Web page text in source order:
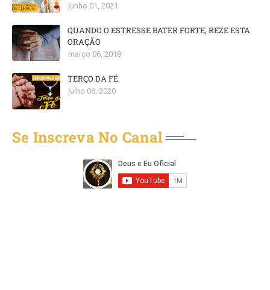
junho 01, 2021
QUANDO O ESTRESSE BATER FORTE, REZE ESTA
ORAÇÃO
março 06, 2018
TERÇO DA FÉ
julho 06, 2020
Se Inscreva No Canal